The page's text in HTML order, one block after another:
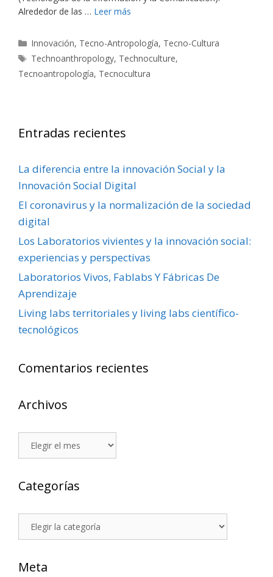
Alrededor de las … Leer más
Categorías
Innovación, Tecno-Antropología, Tecno-Cultura
Etiquetas
Technoanthropology, Technoculture,
Tecnoantropología, Tecnocultura
Entradas recientes
La diferencia entre la innovación Social y la
Innovación Social Digital
El coronavirus y la normalización de la sociedad
digital
Los Laboratorios vivientes y la innovación social:
experiencias y perspectivas
Laboratorios Vivos, Fablabs Y Fábricas De
Aprendizaje
Living labs territoriales y living labs científico-
tecnológicos
Comentarios recientes
Archivos
Archivos
Categorías
Categorías
Meta